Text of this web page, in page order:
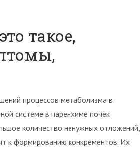
такое,
процессов метаболизма в
системе в паренхиме почек
количество ненужных отложений,
к формированию конкрементов. Их